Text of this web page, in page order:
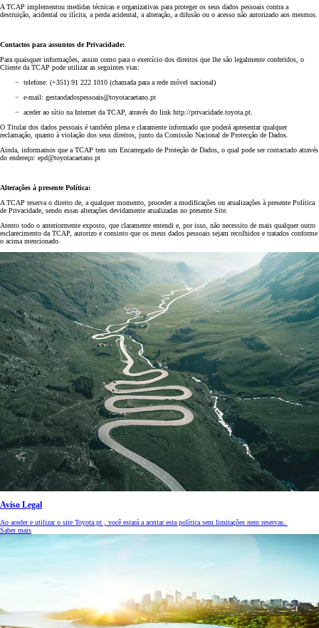
A TCAP implementou medidas técnicas e organizativas para proteger os seus dados pessoais contra a
destruição, acidental ou ilícita, a perda acidental, a alteração, a difusão ou o acesso não autorizado aos mesmos.
Contactos para assuntos de Privacidade:
Para quaisquer informações, assim como para o exercício dos direitos que lhe são legalmente conferidos, o
Cliente da TCAP pode utilizar as seguintes vias:
− telefone: (+351) 91 222 1010 (chamada para a rede móvel nacional)
− e-mail: gestaodadospessoais@toyotacaetano.pt
− aceder ao sítio na Internet da TCAP, através do link http://privacidade.toyota.pt.
O Titular dos dados pessoais é também plena e claramente informado que poderá apresentar qualquer
reclamação, quanto à violação dos seus direitos, junto da Comissão Nacional de Protecção de Dados.
Ainda, informamos que a TCAP tem um Encarregado de Proteção de Dados, o qual pode ser contactado através
do endereço: epd@toyotacaetano.pt
Alterações à presente Política:
A TCAP reserva o direito de, a qualquer momento, proceder a modificações ou atualizações à presente Política
de Privacidade, sendo essas alterações devidamente atualizadas no presente Site.
Atento todo o anteriormente exposto, que claramente entendi e, por isso, não necessito de mais qualquer outro
esclarecimento da TCAP, autorizo e consinto que os meus dados pessoais sejam recolhidos e tratados conforme
o acima mencionado.
Aviso Legal
Ao aceder e utilizar o site Toyota.pt , você estará a aceitar esta política sem limitações nem reservas.
Saber mais